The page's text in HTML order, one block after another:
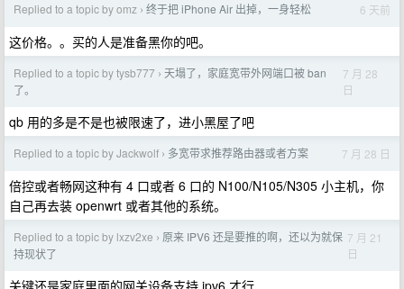
Replied to a topic by omz › 终于把 iPhone Air 出掉，一身轻松 6 天前
这价格。。买的人是准备黑你的吧。
Replied to a topic by tysb777 › 天塌了，家庭宽带外网端口被 ban
了。
7 月 28
日
qb 用的多是不是也被限速了，进小黑屋了吧
Replied to a topic by Jackwolf › 多宽带求推荐路由器或者方案 7 月 28 日
倍控或者畅网这种有 4 口或者 6 口的 N100/N105/N305 小主机，你
自己再去装 openwrt 或者其他的系统。
Replied to a topic by lxzv2xe › 原来 IPV6 还是要推的啊，还以为就保
持现状了
7 月 21
日
关键还是家庭里面的网关设备支持 ipv6 才行